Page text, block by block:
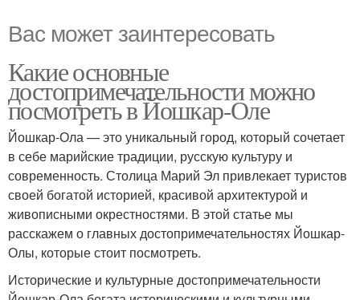
Вас может заинтересовать
Какие основные
достопримечательности можно
посмотреть в Йошкар-Оле
Йошкар-Ола — это уникальный город, который сочетает
в себе марийские традиции, русскую культуру и
современность. Столица Марий Эл привлекает туристов
своей богатой историей, красивой архитектурой и
живописными окрестностями. В этой статье мы
расскажем о главных достопримечательностях Йошкар-
Олы, которые стоит посмотреть.
Исторические и культурные достопримечательности